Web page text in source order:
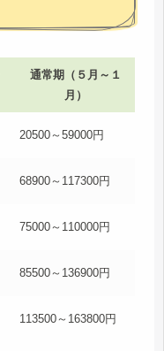
通常期（５月～１
月）
20500～59000円
68900～117300円
75000～110000円
85500～136900円
113500～163800円